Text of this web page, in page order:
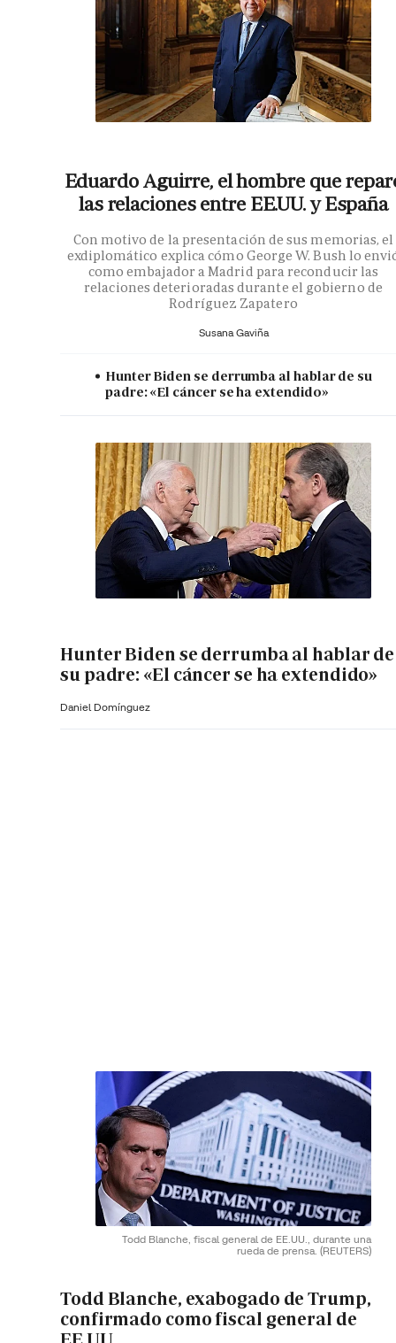
Eduardo Aguirre, el hombre que
las relaciones entre EE.UU. y España
Con motivo de la presentación de sus memorias, el
exdiplomático explica cómo George W. Bush lo
como embajador a Madrid para reconducir las
relaciones deterioradas durante el gobierno de
Rodríguez Zapatero
Susana Gaviña
Hunter Biden se derrumba al hablar de su
padre: «El cáncer se ha extendido»
Hunter Biden se derrumba al hablar de
su padre: «El cáncer se ha extendido»
Daniel Domínguez
Todd Blanche, fiscal general de EE.UU., durante una
rueda de prensa. (REUTERS)
Todd Blanche, exabogado de Trump,
confirmado como fiscal general de